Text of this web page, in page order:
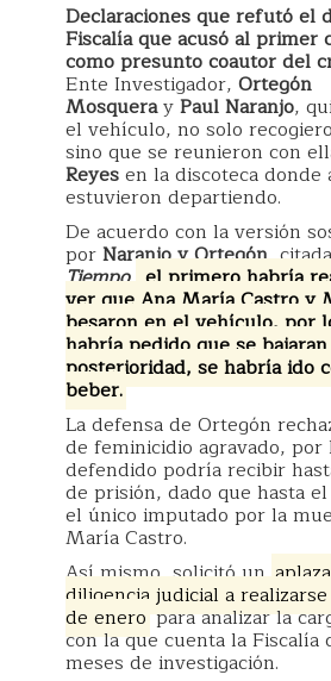
Declaraciones que refutó el
Fiscalía que acusó al primer
como presunto coautor del
Ente Investigador, Ortegón
MosquerayPaul Naranjo,
el vehículo, no solo
sino que se reunieron con
Reyesen la discoteca donde
estuvieron departiendo.
De acuerdo con la versión
porNaranjo y Ortegón,
Tiempo, el primero habría
ver que Ana María Castro y
besaron en el vehículo, por
habría pedido que se
posterioridad, se habría ido
beber.
La defensa de Ortegón
de feminicidio agravado, por
defendido podría recibir
de prisión, dado que hasta
el único imputado por la
María Castro.
Así mismo, solicitó un
diligencia judicial a
de eneropara analizar la
con la que cuenta la Fiscalía
meses de investigación.